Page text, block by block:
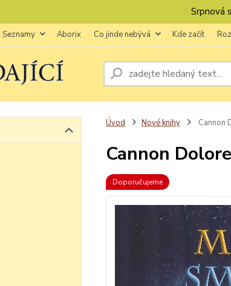
Srpnová
Seznamy Aborix Co jinde nebývá Kde začít
Úvod Nové knihy Cannon
Cannon
Doporučujeme